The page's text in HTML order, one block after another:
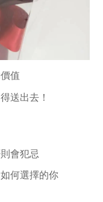
值
送出去！
會犯忌
何選擇的你